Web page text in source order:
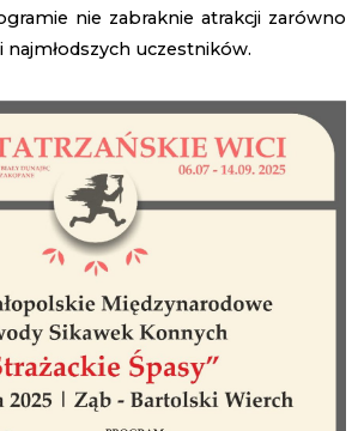
nie zabraknie atrakcji zarówno
najmłodszych uczestników.